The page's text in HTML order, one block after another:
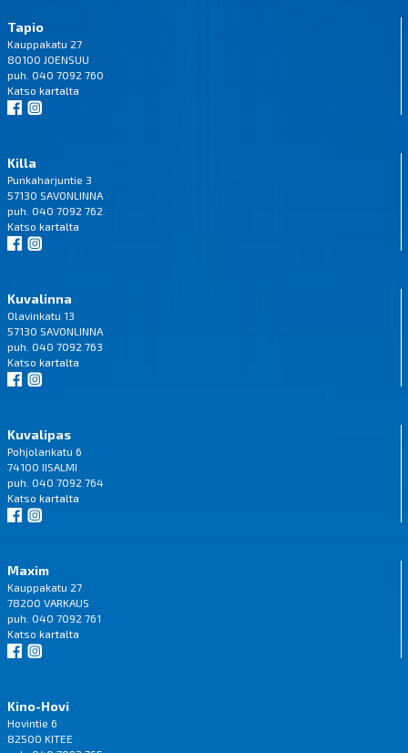
Tapio
Kauppakatu 27
80100 JOENSUU
puh. 040 7092 760
Katso kartalta
Killa
Punkaharjuntie 3
57130 SAVONLINNA
puh. 040 7092 762
Katso kartalta
Kuvalinna
Olavinkatu 13
57130 SAVONLINNA
puh. 040 7092 763
Katso kartalta
Kuvalipas
Pohjolankatu 6
74100 IISALMI
puh. 040 7092 764
Katso kartalta
Maxim
Kauppakatu 27
78200 VARKAUS
puh. 040 7092 761
Katso kartalta
Kino-Hovi
Hovintie 6
82500 KITEE